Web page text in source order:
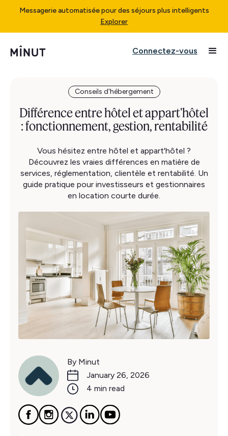
Messagerie automatisée pour des séjours plus intelligents
Explorer
Connectez-vous
Conseils d'hébergement
Différence entre hôtel et appart'hôtel
: fonctionnement, gestion, rentabilité
Vous hésitez entre hôtel et appart'hôtel ?
Découvrez les vraies différences en matière de
services, réglementation, clientèle et rentabilité. Un
guide pratique pour investisseurs et gestionnaires
en location courte durée.
By Minut
January 26, 2026
4 min read